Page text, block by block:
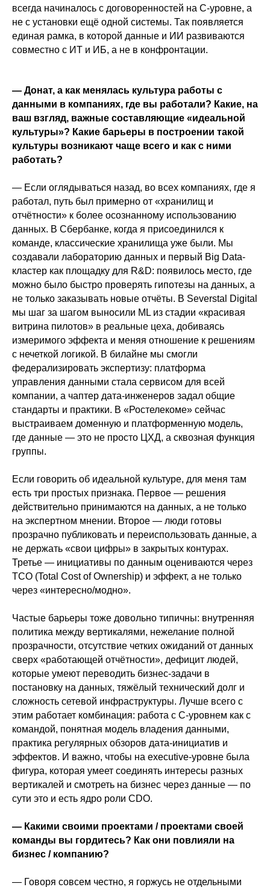
всегда начиналось с договоренностей на С-уровне, а
не с установки ещё одной системы. Так появляется
единая рамка, в которой данные и ИИ развиваются
совместно с ИТ и ИБ, а не в конфронтации.
— Донат, а как менялась культура работы с
данными в компаниях, где вы работали? Какие, на
ваш взгляд, важные составляющие «идеальной
культуры»? Какие барьеры в построении такой
культуры возникают чаще всего и как с ними
работать?
— Если оглядываться назад, во всех компаниях, где я
работал, путь был примерно от «хранилищ и
отчётности» к более осознанному использованию
данных. В Сбербанке, когда я присоединился к
команде, классические хранилища уже были. Мы
создавали лабораторию данных и первый Big Data-
кластер как площадку для R&D: появилось место, где
можно было быстро проверять гипотезы на данных, а
не только заказывать новые отчёты. В Severstal Digital
мы шаг за шагом выносили ML из стадии «красивая
витрина пилотов» в реальные цеха, добиваясь
измеримого эффекта и меняя отношение к решениям
с нечеткой логикой. В билайне мы смогли
федерализировать экспертизу: платформа
управления данными стала сервисом для всей
компании, а чаптер дата-инженеров задал общие
стандарты и практики. В «Ростелекоме» сейчас
выстраиваем доменную и платформенную модель,
где данные — это не просто ЦХД, а сквозная функция
группы.
Если говорить об идеальной культуре, для меня там
есть три простых признака. Первое — решения
действительно принимаются на данных, а не только
на экспертном мнении. Второе — люди готовы
прозрачно публиковать и переиспользовать данные, а
не держать «свои цифры» в закрытых контурах.
Третье — инициативы по данным оцениваются через
TCO (Total Cost of Ownership) и эффект, а не только
через «интересно/модно».
Частые барьеры тоже довольно типичны: внутренняя
политика между вертикалями, нежелание полной
прозрачности, отсутствие четких ожиданий от данных
сверх «работающей отчётности», дефицит людей,
которые умеют переводить бизнес-задачи в
постановку на данных, тяжёлый технический долг и
сложность сетевой инфраструктуры. Лучше всего с
этим работает комбинация: работа с С-уровнем как с
командой, понятная модель владения данными,
практика регулярных обзоров дата-инициатив и
эффектов. И важно, чтобы на executive-уровне была
фигура, которая умеет соединять интересы разных
вертикалей и смотреть на бизнес через данные — по
сути это и есть ядро роли CDO.
— Какими своими проектами / проектами своей
команды вы гордитесь? Как они повлияли на
бизнес / компанию?
— Говоря совсем честно, я горжусь не отдельными